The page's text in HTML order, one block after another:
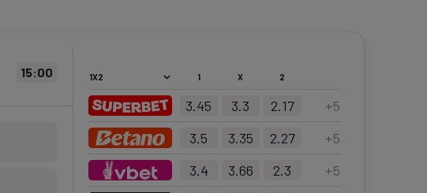
15:00 1 X 2
3.45 3.3 2.17 +5
3.5
3.35 2.27 +5
3.4
3.66 2.3 +5